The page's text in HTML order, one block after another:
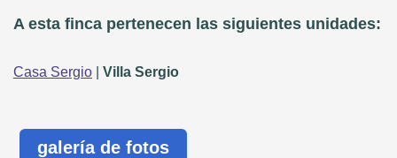
A esta finca pertenecen las siguientes unidades:
Casa Sergio Villa Sergio
galería de fotos